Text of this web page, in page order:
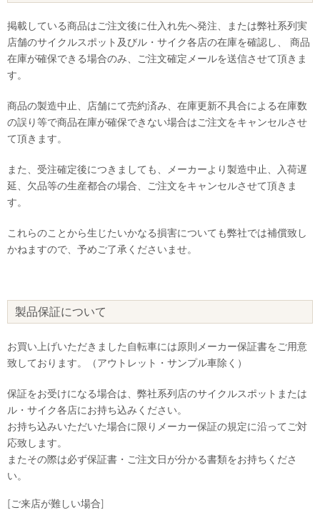
掲載している商品はご注文後に仕入れ先へ発注、または弊社系列実
店舗のサイクルスポット及びル・サイク各店の在庫を確認し、 商品
在庫が確保できる場合のみ、ご注文確定メールを送信させて頂きま
す。
商品の製造中止、店舗にて売約済み、在庫更新不具合による在庫数
の誤り等で商品在庫が確保できない場合はご注文をキャンセルさせ
て頂きます。
また、受注確定後につきましても、メーカーより製造中止、入荷遅
延、欠品等の生産都合の場合、ご注文をキャンセルさせて頂きま
す。
これらのことから生じたいかなる損害についても弊社では補償致し
かねますので、予めご了承くださいませ。
製品保証について
お買い上げいただきました自転車には原則メーカー保証書をご用意
致しております。（アウトレット・サンプル車除く）
保証をお受けになる場合は、弊社系列店のサイクルスポットまたは
ル・サイク各店にお持ち込みください。
お持ち込みいただいた場合に限りメーカー保証の規定に沿ってご対
応致します。
またその際は必ず保証書・ご注文日が分かる書類をお持ちくださ
い。
[ご来店が難しい場合]